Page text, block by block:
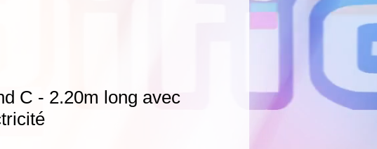
C - 2.20m long avec